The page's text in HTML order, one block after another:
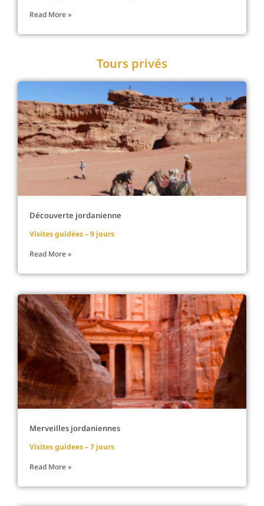
Read More »
Tours privés
Découverte jordanienne
Visites guidées – 9 jours
Read More »
Merveilles jordaniennes
Visites guidees – 7 jours
Read More »